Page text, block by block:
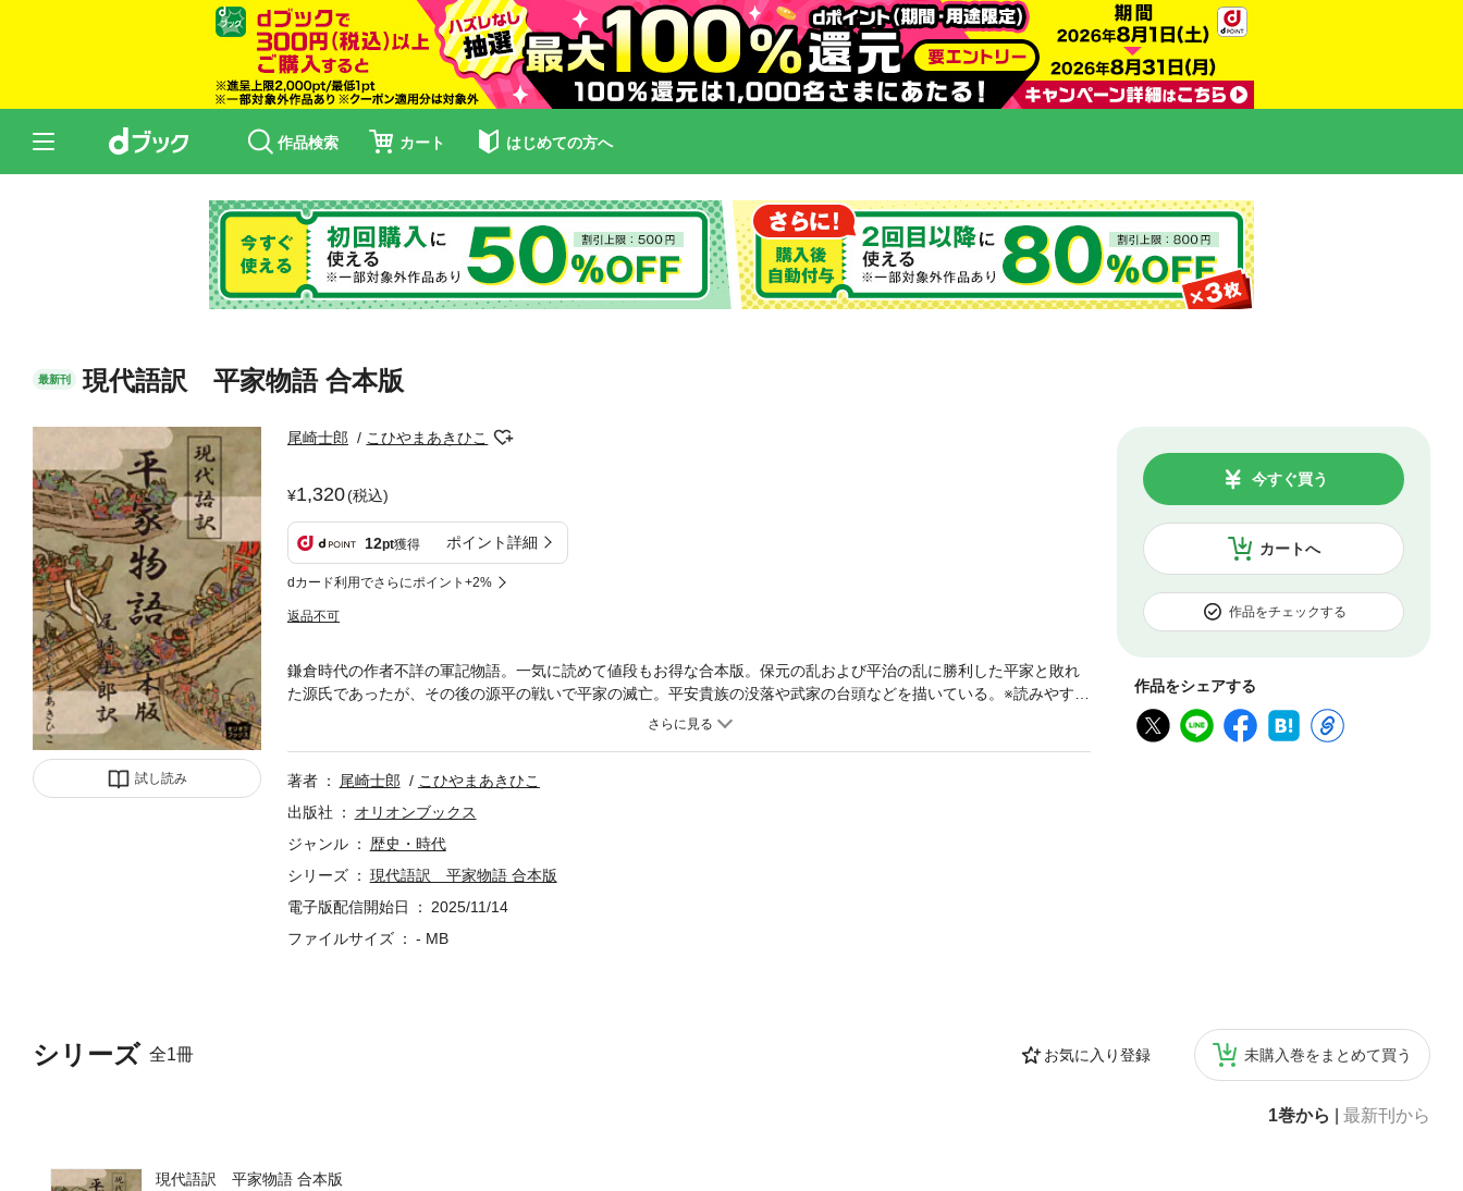
作品検索 カート はじめての方へ
最新刊 現代語訳 平家物語 合本版
試し読み
尾崎士郎 こひやまあきひこ
1,320(税込)
12pt獲得 ポイント詳細
dカード利用でさらにポイント+2%
返品不可
カートへ
今すぐ買う
作品をチェックする
作品をシェアする
シリーズ 全1冊 お気に入り登録 未購入巻をまとめて買う
1巻から 最新刊から
現代語訳 平家物語 合本版
鎌倉時代の作者不詳の軍記物語。一気に読めて値段もお得な合本版。保元の乱および平治の乱に勝利した平家と敗れ
た源氏であったが、その後の源平の戦いで平家の滅亡。平安貴族の没落や武家の台頭などを描いている。※読みやすく
するため現代の言葉に近づけていますが、作品の性質上、そのままの表現を使用している場合があります。
著者 尾崎士郎
こひやまあきひこ
出版社
オリオンブックス
ジャンル
歴史・時代
シリーズ
現代語訳 平家物語 合本版
電子版配信開始日
2025/11/14
ファイルサイズ
- MB